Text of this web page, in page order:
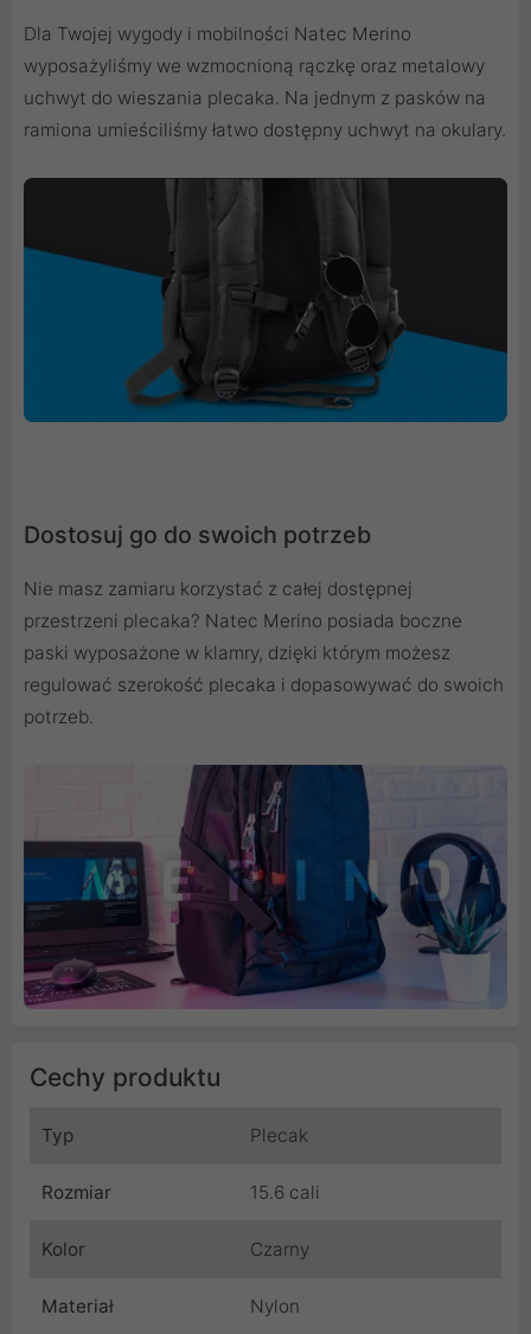
Dla Twojej wygody i mobilności Natec Merino
wyposażyliśmy we wzmocnioną rączkę oraz metalowy
uchwyt do wieszania plecaka. Na jednym z pasków na
ramiona umieściliśmy łatwo dostępny uchwyt na okulary.
Dostosuj go do swoich potrzeb
Nie masz zamiaru korzystać z całej dostępnej
przestrzeni plecaka? Natec Merino posiada boczne
paski wyposażone w klamry, dzięki którym możesz
regulować szerokość plecaka i dopasowywać do swoich
potrzeb.
Cechy produktu
Typ Plecak
Rozmiar 15.6 cali
Kolor Czarny
Materiał Nylon